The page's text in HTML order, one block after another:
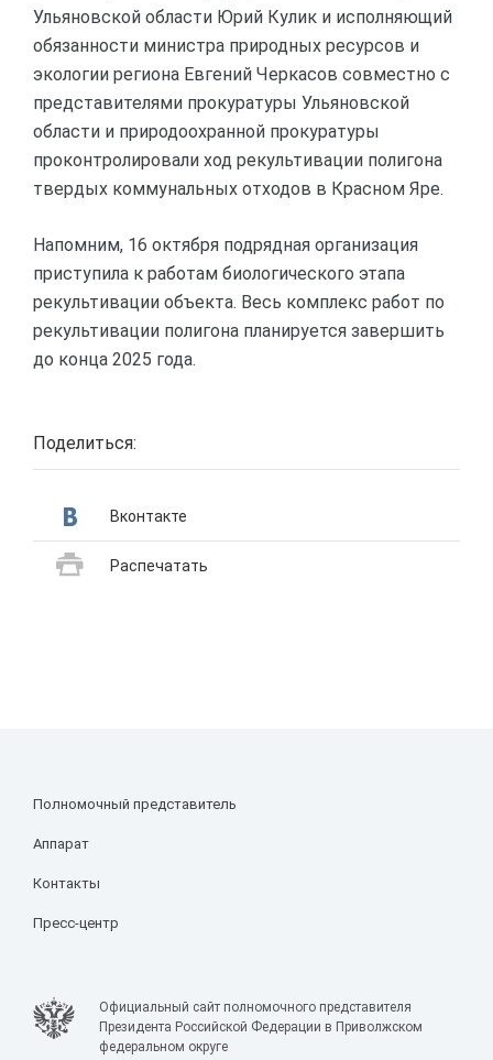
Ульяновской области Юрий Кулик и исполняющий
обязанности министра природных ресурсов и
экологии региона Евгений Черкасов совместно с
представителями прокуратуры Ульяновской
области и природоохранной прокуратуры
проконтролировали ход рекультивации полигона
твердых коммунальных отходов в Красном Яре.
Напомним, 16 октября подрядная организация
приступила к работам биологического этапа
рекультивации объекта. Весь комплекс работ по
рекультивации полигона планируется завершить
до конца 2025 года.
Поделиться:
Вконтакте
Распечатать
Полномочный представитель
Аппарат
Контакты
Пресс-центр
Официальный сайт полномочного представителя
Президента Российской Федерации в Приволжском
федеральном округе